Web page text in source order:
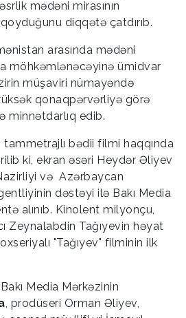
mədəni mirasının
diqqətə çatdırıb.
arasında mədəni
möhkəmlənəcəyinə ümidvar
müşaviri nümayəndə
qonaqpərvərliyə görə
minnətdarlıq edib.
tammetrajlı bədii filmi haqqında
ki, ekran əsəri Heydər Əliyev
və Azərbaycan
dəstəyi ilə Bakı Media
alınıb. Kinolent milyonçu,
Zeynalabdin Tağıyevin həyat
"Tağıyev" filminin ilk
Media Mərkəzinin
, prodüseri Orman Əliyev,